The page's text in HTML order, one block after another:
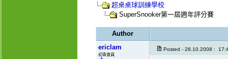
超桌桌球訓練學校
SuperSnooker第一屆週年評分賽
Author
ericlam
初青會員
Posted - 28.10.2008 :